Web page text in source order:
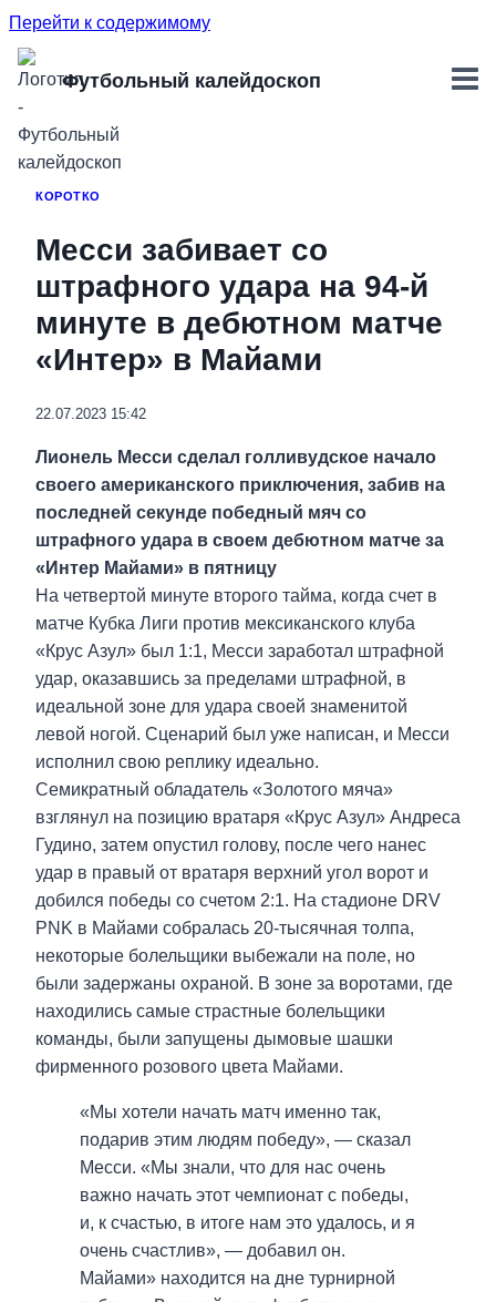
Перейти к содержимому
Футбольный калейдоскоп
КОРОТКО
Месси забивает со
штрафного удара на 94-й
минуте в дебютном матче
«Интер» в Майами
22.07.2023 15:42
Лионель Месси сделал голливудское начало
своего американского приключения, забив на
последней секунде победный мяч со
штрафного удара в своем дебютном матче за
«Интер Майами» в пятницу
На четвертой минуте второго тайма, когда счет в
матче Кубка Лиги против мексиканского клуба
«Крус Азул» был 1:1, Месси заработал штрафной
удар, оказавшись за пределами штрафной, в
идеальной зоне для удара своей знаменитой
левой ногой. Сценарий был уже написан, и Месси
исполнил свою реплику идеально.
Семикратный обладатель «Золотого мяча»
взглянул на позицию вратаря «Крус Азул» Андреса
Гудино, затем опустил голову, после чего нанес
удар в правый от вратаря верхний угол ворот и
добился победы со счетом 2:1. На стадионе DRV
PNK в Майами собралась 20-тысячная толпа,
некоторые болельщики выбежали на поле, но
были задержаны охраной. В зоне за воротами, где
находились самые страстные болельщики
команды, были запущены дымовые шашки
фирменного розового цвета Майами.
«Мы хотели начать матч именно так,
подарив этим людям победу», — сказал
Месси. «Мы знали, что для нас очень
важно начать этот чемпионат с победы,
и, к счастью, в итоге нам это удалось, и я
очень счастлив», — добавил он.
Майами» находится на дне турнирной